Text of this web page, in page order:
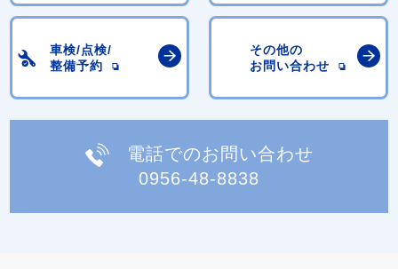
車検/点検/
整備予約
その他の
お問い合わせ
電話でのお問い合わせ
0956-48-8838